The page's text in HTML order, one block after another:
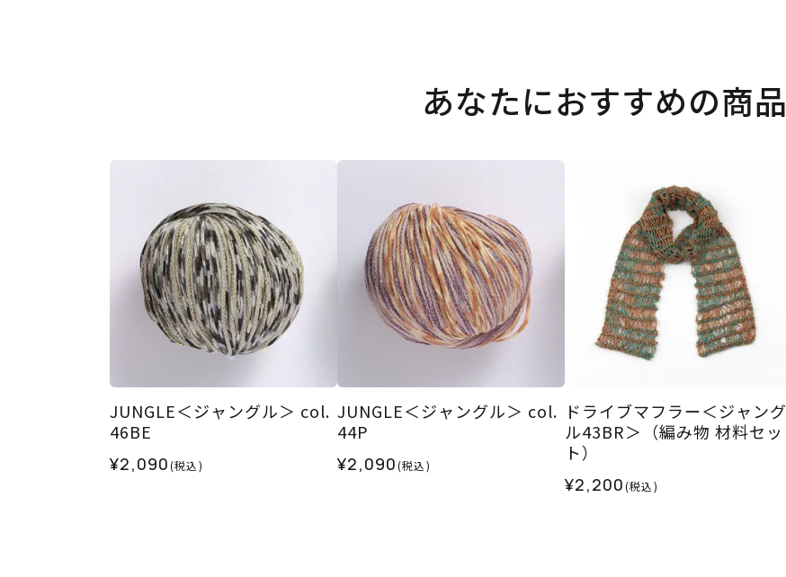
あなたにおすすめの商品
JUNGLE＜ジャングル＞ col.
46BE
¥2,090(税込)
JUNGLE＜ジャングル＞ col.
44P
¥2,090(税込)
ドライブマフラー＜ジャング
ル43BR＞（編み物 材料セッ
ト）
¥2,200(税込)